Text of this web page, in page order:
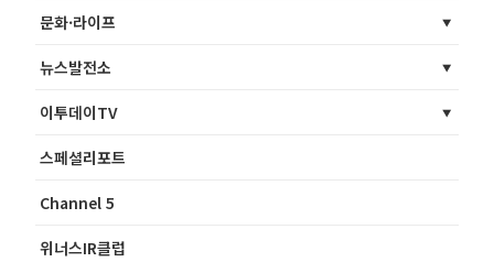
문화·라이프
뉴스발전소
이투데이TV
스페셜리포트
Channel 5
위너스IR클럽